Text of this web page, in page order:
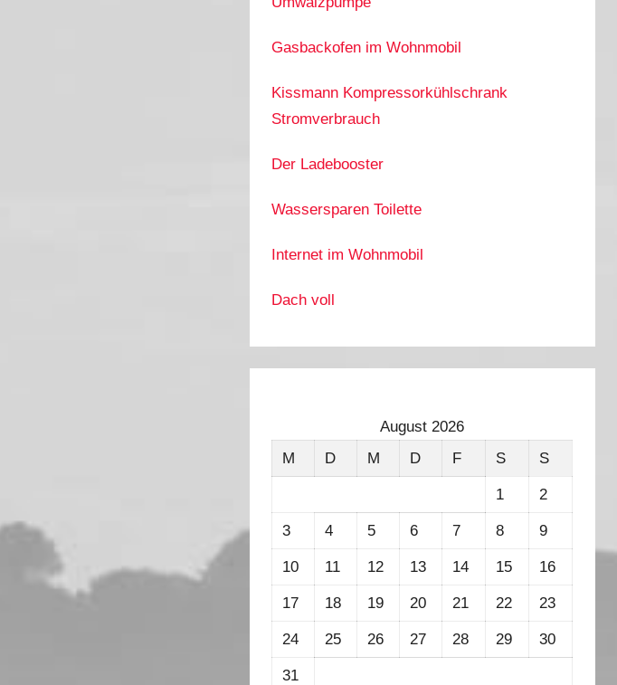
Gasbackofen im Wohnmobil
Kissmann Kompressorkühlschrank
Stromverbrauch
Der Ladebooster
Wassersparen Toilette
Internet im Wohnmobil
Dach voll
August 2026
M
D M D F S S
1 2
3 4 5 6 7 8 9
10 11 12 13 14 15 16
17 18 19 20 21 22 23
24 25 26 27 28 29 30
31